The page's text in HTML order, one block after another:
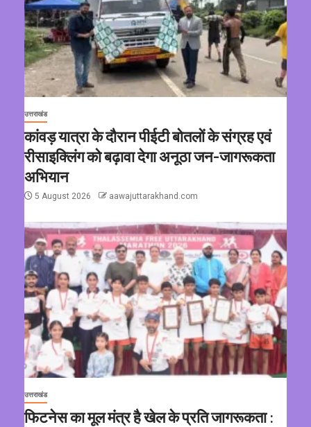
उत्तराखंड
कांवड़ यात्रा के दौरान पीईटी बोतलों के संग्रह एवं
रीसाइक्लिंग को बढ़ावा देगा अनूठा जन-जागरूकता
अभियान
5 August 2026 aawajuttarakhand.com
उत्तराखंड
फिटनेस का मूल मंत्र है खेल के प्रति जागरूकता :